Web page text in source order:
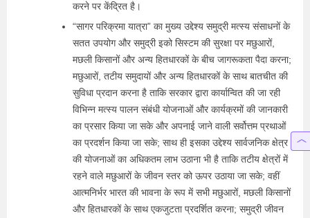
करने पर केंद्रित है।
“सागर परिक्रमा यात्रा” का मुख्य उद्देश्य समुद्री मत्स्य संसाधनों के
सतत उपयोग और समुद्री इको सिस्टम की सुरक्षा पर मछुआरों,
मछली किसानों और अन्य हितधारकों के बीच जागरूकता पैदा करना;
मछुआरों, तटीय समुदायों और अन्य हितधारकों के साथ बातचीत की
सुविधा प्रदान करना है ताकि सरकार द्वारा कार्यान्वित की जा रही
विभिन्न मत्स्य पालन संबंधी योजनाओं और कार्यक्रमों की जानकारी
का प्रसार किया जा सके और अपनाई जाने वाली सर्वोत्तम प्रथाओं
का प्रदर्शन किया जा सके; साथ ही इसका उद्देश्य सार्वजनिक क्षेत्र
की योजनाओं का अधिकतम लाभ उठाना भी है ताकि तटीय क्षेत्रों में
रहने वाले मछुआरों के जीवन स्तर को ऊपर उठाया जा सके; वहीं
आत्मनिर्भर भारत की भावना के रूप में सभी मछुआरों, मछली किसानों
और हितधारकों के साथ एकजुटता प्रदर्शित करना; समुद्री जीवन